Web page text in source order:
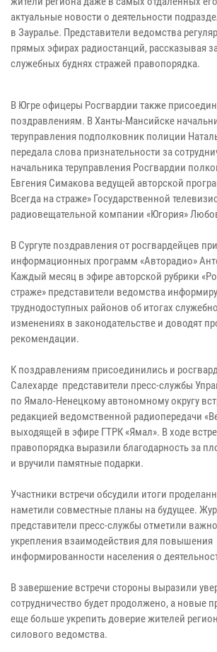
актуальные новости о деятельности
в Зауралье. Представители ведомства
прямых эфирах радиостанций, рассказывая
служебных буднях стражей правопорядка.
В Югре офицеры Росгвардии также
поздравлениям. В Ханты-Мансийске
теруправления подполковник полиции
передала слова признательности за
начальника теруправления Росгвардии
Евгения Симакова ведущей авторской
Всегда на страже» Государственной
радиовещательной компании «Югория»
В Сургуте поздравления от росгвардейцев
информационных программ «Авторадио»
Каждый месяц в эфире авторской рубрики
страже» представители ведомства
труднодоступных районов об итогах
изменениях в законодательстве и доводят
рекомендации.
К поздравлениям присоединились и
Салехарде представители пресс-службы
по Ямало-Ненецкому автономному округу
редакцией ведомственной радиопередачи
выходящей в эфире ГТРК «Ямал». В ходе
правопорядка выразили благодарность за
и вручили памятные подарки.
Участники встречи обсудили итоги
наметили совместные планы на будущее.
представители пресс-службы отметили
укрепления взаимодействия для повышения
информированности населения о
В завершение встречи стороны выразили
сотрудничество будет продолжено, а новые
еще больше укрепить доверие жителей
силового ведомства.